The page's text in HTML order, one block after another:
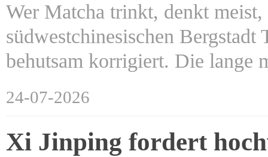
Wer Matcha trinkt, denkt meist,
südwestchinesischen
behutsam korrigiert. Die
24-07-2026
Xi Jinping fordert